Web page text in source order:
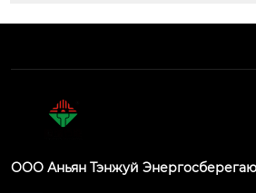
ООО Аньян Тэнжуй